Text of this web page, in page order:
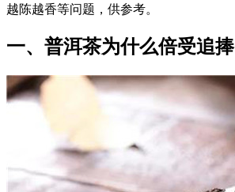
越陈越香等问题，供参考。
一、普洱茶为什么倍受追捧